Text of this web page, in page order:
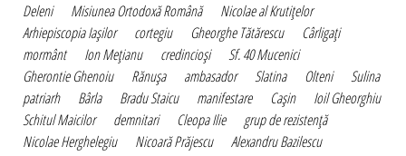
Deleni Misiunea Ortodoxă Română
Nicolae al Krutiţelor
Arhiepiscopia Iaşilor
cortegiu Gheorghe Tătărescu
Cârligaţi
mormânt
Ion Meţianu credincioşi
Sf. 40 Mucenici
Gherontie Ghenoiu
Rănuşa ambasador Slatina Olteni
Sulina
patriarh
Bârla Bradu Staicu manifestare Caşin
Ioil Gheorghiu
Schitul Maicilor
demnitari Cleopa Ilie
grup de rezistenţă
Nicolae Herghelegiu
Nicoară Prăjescu
Alexandru Bazilescu